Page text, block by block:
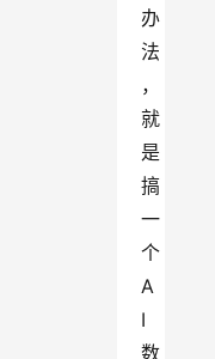
办
法
，
就
是
搞
一
个
A
I
数